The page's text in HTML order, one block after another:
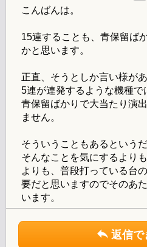
こんばんは。
15連することも、青保留ば
かと思います。
正直、そうとしか言い様が
5連が連発するような機種で
青保留ばかりで大当たり演
ません。
そういうこともあるという
そんなことを気にするより
よりも、普段打っている台
要だと思いますのでそのあ
います。
返信で